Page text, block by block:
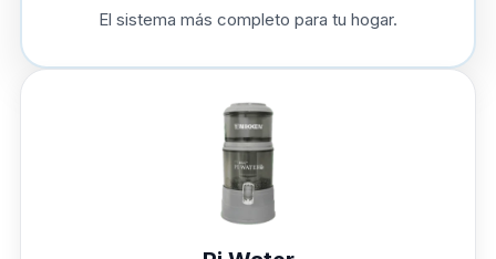
El sistema más completo para tu hogar.